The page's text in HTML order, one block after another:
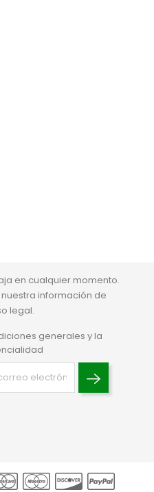
en cualquier momento.
información de
legal.
generales y la